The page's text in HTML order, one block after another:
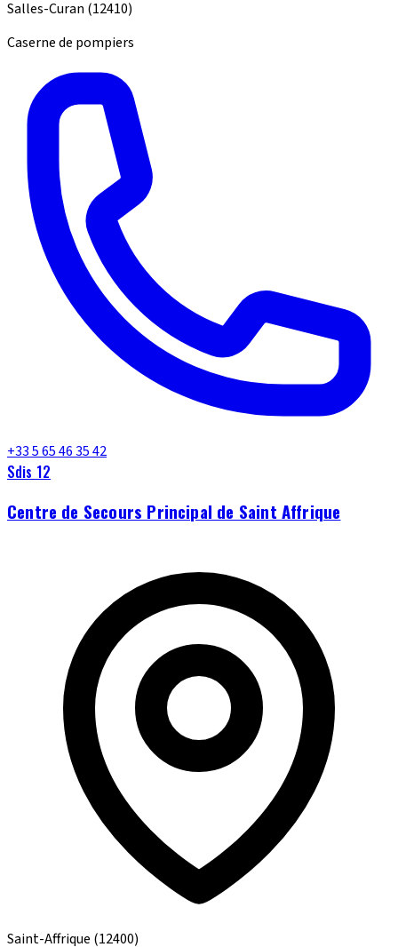
Salles-Curan (12410)
Caserne de pompiers
+33 5 65 46 35 42
Sdis 12
Centre de Secours Principal de Saint Affrique
Saint-Affrique (12400)